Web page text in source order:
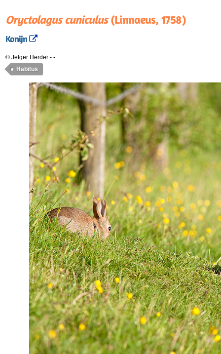
Oryctolagus cuniculus(Linnaeus, 1758)
Konijn
© Jelger Herder - -
Habitus